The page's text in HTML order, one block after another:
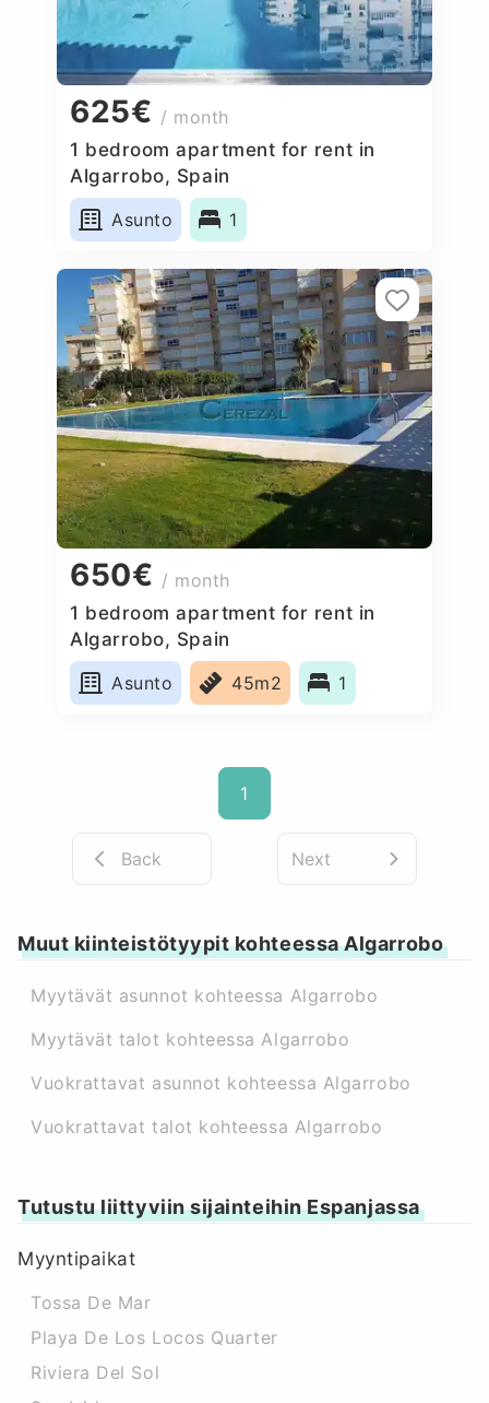
625€ / month
1 bedroom apartment for rent in
Algarrobo, Spain
Asunto
1
650€ / month
1 bedroom apartment for rent in
Algarrobo, Spain
Asunto
45m2 1
1
Back Next
Muut kiinteistötyypit kohteessa Algarrobo
Myytävät asunnot kohteessa Algarrobo
Myytävät talot kohteessa Algarrobo
Vuokrattavat asunnot kohteessa Algarrobo
Vuokrattavat talot kohteessa Algarrobo
Tutustu liittyviin sijainteihin Espanjassa
Myyntipaikat
Tossa De Mar
Playa De Los Locos Quarter
Riviera Del Sol